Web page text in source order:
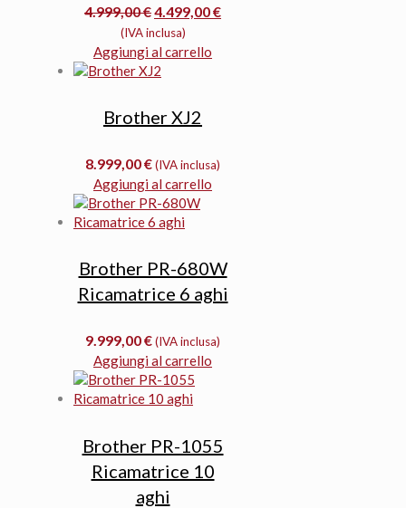
4.999,00€Il
prezzo
originale
era:
4.499,00€Il
(IVA inclusa)
Aggiungi al carrello
Brother XJ2
8.999,00€(IVA inclusa)
Aggiungi al carrello
Brother PR-680W
Ricamatrice 6 aghi
9.999,00€(IVA inclusa)
Aggiungi al carrello
Brother PR-1055
Ricamatrice 10
aghi